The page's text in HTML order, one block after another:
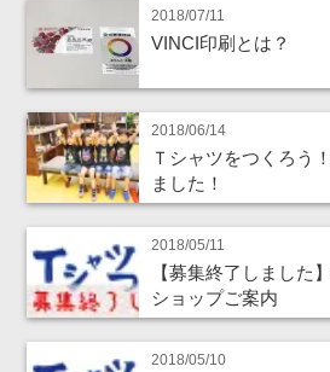
2018/07/11
VINCI印刷とは？
2018/06/14
Ｔシャツをつくろう
ました！
2018/05/11
【募集終了しました
ショップご案内
2018/05/10